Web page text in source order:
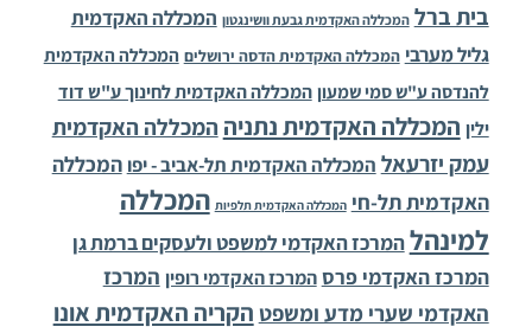
בית ברל המכללה האקדמית גבעת וושינגטון המכללה האקדמית
גליל מערבי המכללה האקדמית הדסה ירושלים המכללה האקדמית
להנדסה ע"ש סמי שמעון המכללה האקדמית לחינוך ע"ש דוד
ילין המכללה האקדמית נתניה המכללה האקדמית
עמק יזרעאל המכללה האקדמית תל-אביב - יפו המכללה
האקדמית תל-חי המכללה האקדמית תלפיות המכללה
למינהלהמרכז האקדמי למשפט ולעסקים ברמת גן
המרכז האקדמי פרס המרכז האקדמי רופין המרכז
האקדמי שערי מדע ומשפט הקריה האקדמית אונו